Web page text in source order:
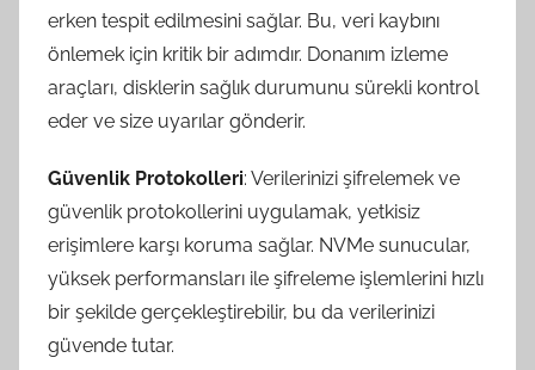
erken tespit edilmesini sağlar. Bu, veri kaybını
önlemek için kritik bir adımdır. Donanım izleme
araçları, disklerin sağlık durumunu sürekli kontrol
eder ve size uyarılar gönderir.
Güvenlik Protokolleri: Verilerinizi şifrelemek ve
güvenlik protokollerini uygulamak, yetkisiz
erişimlere karşı koruma sağlar. NVMe sunucular,
yüksek performansları ile şifreleme işlemlerini hızlı
bir şekilde gerçekleştirebilir, bu da verilerinizi
güvende tutar.